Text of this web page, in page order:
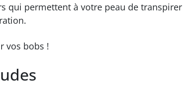
qui permettent à votre peau de transpirer
vos bobs !